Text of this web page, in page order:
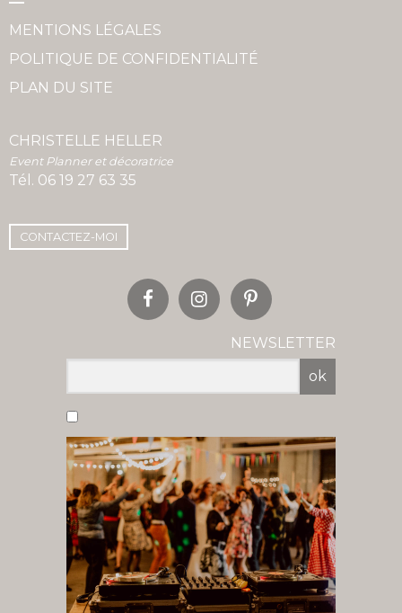
MENTIONS LÉGALES
POLITIQUE DE CONFIDENTIALITÉ
PLAN DU SITE
CHRISTELLE HELLER
Event Planner et décoratrice
Tél. 06 19 27 63 35
CONTACTEZ-MOI
NEWSLETTER
ok